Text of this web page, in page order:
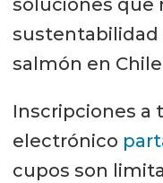
soluciones que
sustentabilidad
salmón en
Inscripciones a
electrónico
cupos son